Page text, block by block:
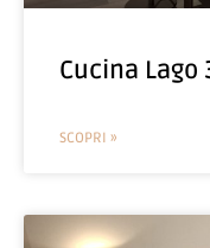
Cucina Lago
SCOPRI »